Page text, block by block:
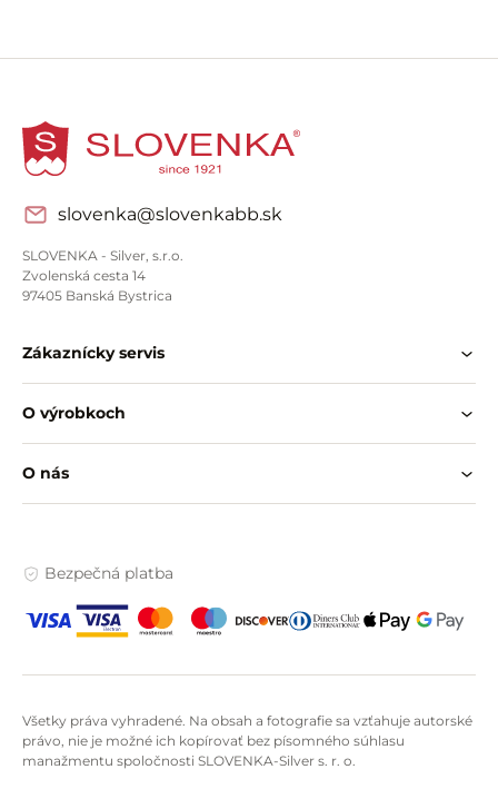
slovenka@slovenkabb.sk
SLOVENKA - Silver, s.r.o.
Zvolenská cesta 14
97405 Banská Bystrica
Zákaznícky servis
O výrobkoch
O nás
Bezpečná platba
Všetky práva vyhradené. Na obsah a fotografie sa vzťahuje autorské
právo, nie je možné ich kopírovať bez písomného súhlasu
manažmentu spoločnosti SLOVENKA-Silver s. r. o.